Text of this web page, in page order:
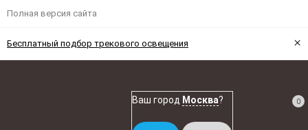
Полная версия сайта
Бесплатный подбор трекового освещения ×
Ваш город Москва? 0